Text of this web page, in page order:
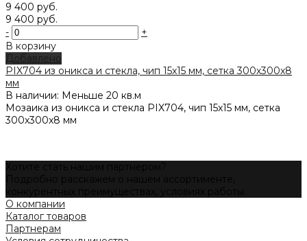
9 400 руб.
9 400 руб.
-
+
В корзину
Добавлено
PIX704 из оникса и стекла, чип 15x15 мм, сетка 300х300x8
мм
В наличии: Меньше 20 кв.м
Мозаика из оникса и стекла PIX704, чип 15x15 мм, сетка
300х300x8 мм
О компании
Каталог товаров
Партнерам